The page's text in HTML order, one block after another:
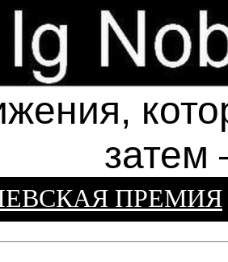
затем
ПРЕМИЯ